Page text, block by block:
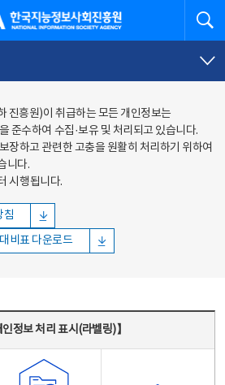
정보사회진흥원
진흥원)이 취급하는 모든 개인정보는
준수하여 수집·보유 및 처리되고 있습니다.
장하고 관련한 고충을 원활히 처리하기 위하여
니다.
시행됩니다.
침
비표 다운로드
인정보 처리 표시(라벨링)】